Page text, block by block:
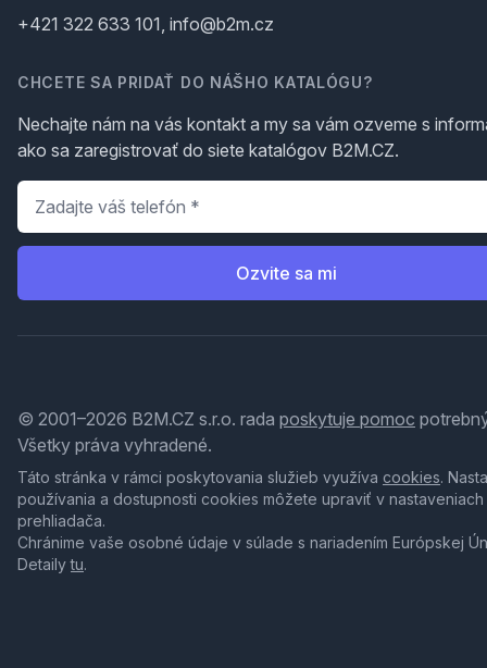
+421 322 633 101, info@b2m.cz
CHCETE SA PRIDAŤ DO NÁŠHO KATALÓGU?
Nechajte nám na vás kontakt a my sa vám ozveme s
ako sa zaregistrovať do siete katalógov B2M.CZ.
Telefón
Ozvite sa mi
© 2001–2026 B2M.CZ s.r.o. rada poskytuje pomoc
Všetky práva vyhradené.
Táto stránka v rámci poskytovania služieb využíva cookies.
používania a dostupnosti cookies môžete upraviť v nastaveniach
prehliadača.
Chránime vaše osobné údaje v súlade s nariadením Európskej
Detailytu.